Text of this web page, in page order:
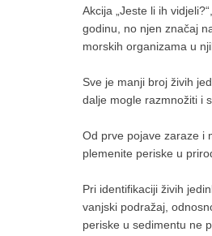
Akcija „Jeste li ih
godinu, no njen značaj
morskih organizama u
Sve je manji broj živih
dalje mogle razmnožiti i
Od prve pojave zaraze i
plemenite periske u
Pri identifikaciji živih
vanjski podražaj,
periske u sedimentu ne